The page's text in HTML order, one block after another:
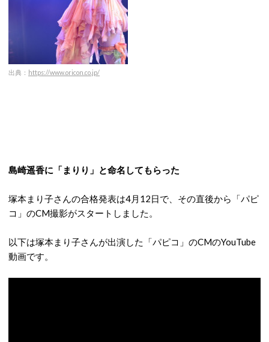
出典： https://www.oricon.co.jp/
島崎遥香に「まりり」と命名してもらった
塚本まり子さんの合格発表は4月12日で、その直後から「パピ
コ」のCM撮影がスタートしました。
以下は塚本まり子さんが出演した「パピコ」のCMのYouTube
動画です。